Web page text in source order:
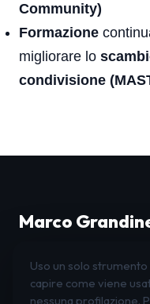
Community)
Formazione
migliorare lo
condivisione
Marco
LinkedIn
Uso un solo
capire come viene
nessuna profilazione.